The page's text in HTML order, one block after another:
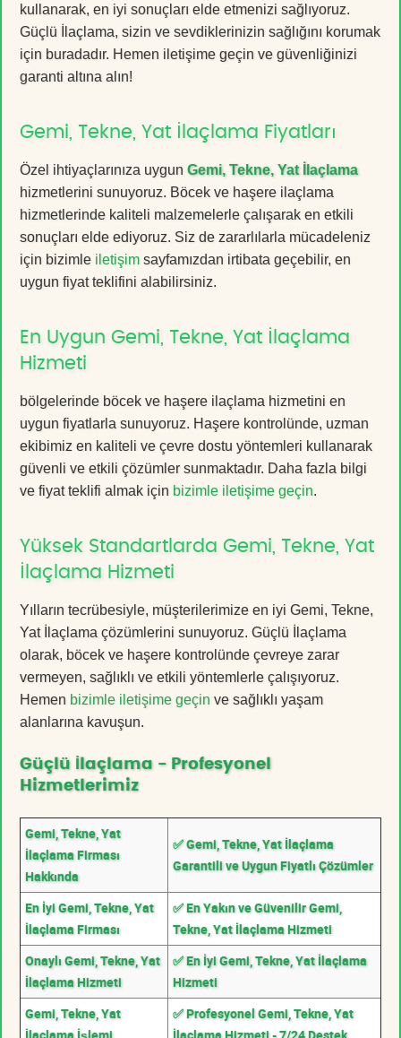
kullanarak, en iyi sonuçları elde etmenizi sağlıyoruz.
Güçlü İlaçlama, sizin ve sevdiklerinizin sağlığını korumak
için buradadır. Hemen iletişime geçin ve güvenliğinizi
garanti altına alın!
Gemi, Tekne, Yat İlaçlama Fiyatları
Özel ihtiyaçlarınıza uygun Gemi, Tekne, Yat İlaçlama
hizmetlerini sunuyoruz. Böcek ve haşere ilaçlama
hizmetlerinde kaliteli malzemelerle çalışarak en etkili
sonuçları elde ediyoruz. Siz de zararlılarla mücadeleniz
için bizimle iletişim sayfamızdan irtibata geçebilir, en
uygun fiyat teklifini alabilirsiniz.
En Uygun Gemi, Tekne, Yat İlaçlama
Hizmeti
bölgelerinde böcek ve haşere ilaçlama hizmetini en
uygun fiyatlarla sunuyoruz. Haşere kontrolünde, uzman
ekibimiz en kaliteli ve çevre dostu yöntemleri kullanarak
güvenli ve etkili çözümler sunmaktadır. Daha fazla bilgi
ve fiyat teklifi almak için bizimle iletişime geçin.
Yüksek Standartlarda Gemi, Tekne, Yat
İlaçlama Hizmeti
Yılların tecrübesiyle, müşterilerimize en iyi Gemi, Tekne,
Yat İlaçlama çözümlerini sunuyoruz. Güçlü İlaçlama
olarak, böcek ve haşere kontrolünde çevreye zarar
vermeyen, sağlıklı ve etkili yöntemlerle çalışıyoruz.
Hemen bizimle iletişime geçin ve sağlıklı yaşam
alanlarına kavuşun.
Güçlü İlaçlama - Profesyonel
Hizmetlerimiz
Gemi, Tekne, Yat
İlaçlama Firması
Hakkında
✅ Gemi, Tekne, Yat İlaçlama
Garantili ve Uygun Fiyatlı Çözümler
En İyi Gemi, Tekne, Yat
İlaçlama Firması
✅ En Yakın ve Güvenilir Gemi,
Tekne, Yat İlaçlama Hizmeti
Onaylı Gemi, Tekne, Yat
İlaçlama Hizmeti
✅ En İyi Gemi, Tekne, Yat İlaçlama
Hizmeti
Gemi, Tekne, Yat
✅ Profesyonel Gemi, Tekne, Yat